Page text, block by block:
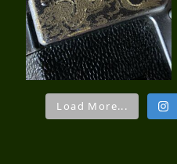
Load More...